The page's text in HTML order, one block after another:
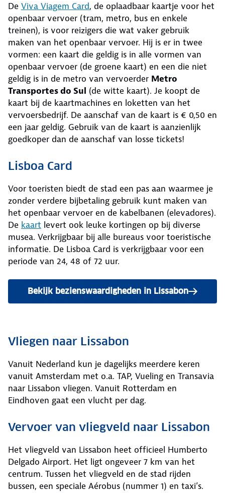
De Viva Viagem Card, de oplaadbaar kaartje voor het
openbaar vervoer (tram, metro, bus en enkele
treinen), is voor reizigers die wat vaker gebruik
maken van het openbaar vervoer. Hij is er in twee
vormen: een kaart die geldig is in alle vormen van
openbaar vervoer (de groene kaart) en een die niet
geldig is in de metro van vervoerder Metro
Transportes do Sul (de witte kaart). Je koopt de
kaart bij de kaartmachines en loketten van het
vervoersbedrijf. De aanschaf van de kaart is € 0,50 en
een jaar geldig. Gebruik van de kaart is aanzienlijk
goedkoper dan de aanschaf van losse tickets!
Lisboa Card
Voor toeristen biedt de stad een pas aan waarmee je
zonder verdere bijbetaling gebruik kunt maken van
het openbaar vervoer en de kabelbanen (elevadores).
De kaart levert ook leuke kortingen op bij diverse
musea. Verkrijgbaar bij alle bureaus voor toeristische
informatie. De Lisboa Card is verkrijgbaar voor een
periode van 24, 48 of 72 uur.
Bekijk bezienswaardigheden in Lissabon
Vliegen naar Lissabon
Vanuit Nederland kun je dagelijks meerdere keren
vanuit Amsterdam met o.a. TAP, Vueling en Transavia
naar Lissabon vliegen. Vanuit Rotterdam en
Eindhoven gaat een vlucht per dag.
Vervoer van vliegveld naar Lissabon
Het vliegveld van Lissabon heet officieel Humberto
Delgado Airport. Het ligt ongeveer 7 km van het
centrum. Tussen het vliegveld en de stad rijden
bussen, een speciale Aérobus (nummer 1) en taxi’s.